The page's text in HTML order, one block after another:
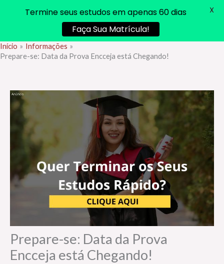
Ir
para
Início
Informações
Prepare-se: Data da Prova Encceja está Chegando!
Prepare-se: Data da Prova
Encceja está Chegando!
Termine seus estudos em apenas 60 dias
Faça Sua Matrícula!
X